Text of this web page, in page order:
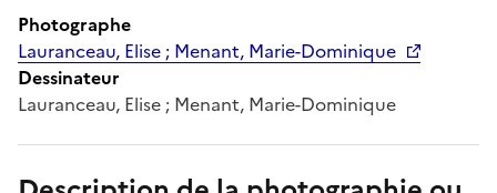
Photographe
Lauranceau, Elise ; Menant, Marie-Dominique
Dessinateur
Lauranceau, Elise ; Menant, Marie-Dominique